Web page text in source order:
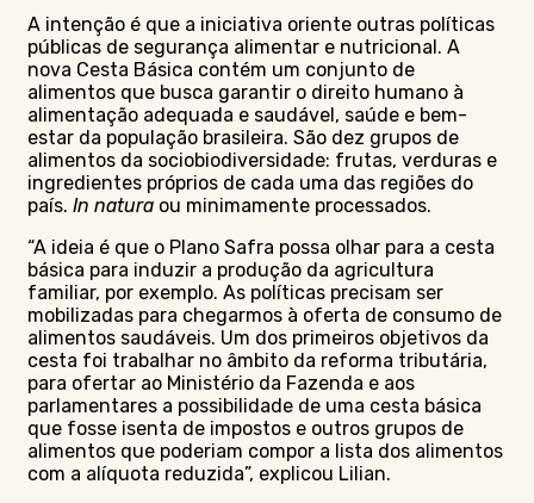
A intenção é que a iniciativa oriente outras políticas
públicas de segurança alimentar e nutricional. A
nova Cesta Básica contém um conjunto de
alimentos que busca garantir o direito humano à
alimentação adequada e saudável, saúde e bem-
estar da população brasileira. São dez grupos de
alimentos da sociobiodiversidade: frutas, verduras e
ingredientes próprios de cada uma das regiões do
país. In natura ou minimamente processados.
“A ideia é que o Plano Safra possa olhar para a cesta
básica para induzir a produção da agricultura
familiar, por exemplo. As políticas precisam ser
mobilizadas para chegarmos à oferta de consumo de
alimentos saudáveis. Um dos primeiros objetivos da
cesta foi trabalhar no âmbito da reforma tributária,
para ofertar ao Ministério da Fazenda e aos
parlamentares a possibilidade de uma cesta básica
que fosse isenta de impostos e outros grupos de
alimentos que poderiam compor a lista dos alimentos
com a alíquota reduzida”, explicou Lilian.